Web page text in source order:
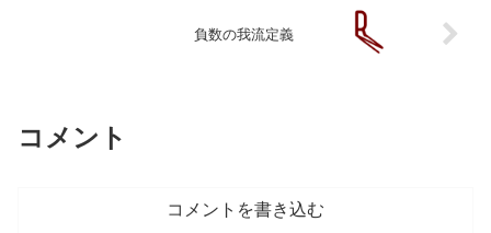
負数の我流定義
コメント
コメントを書き込む